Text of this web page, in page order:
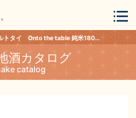
ログイン
ナルトタイ Onto the table 純米180ml
酒カタログ
catalog